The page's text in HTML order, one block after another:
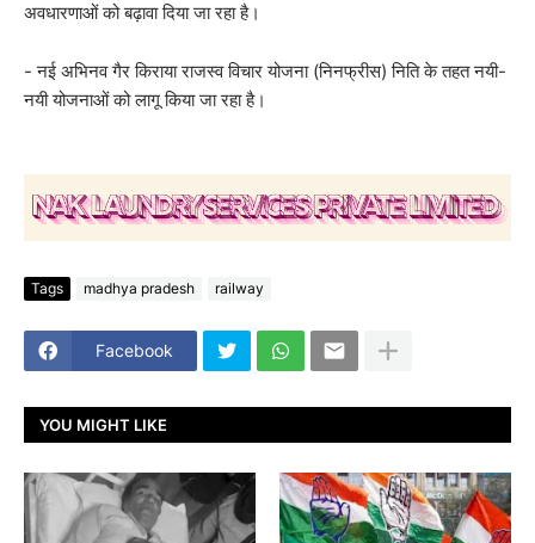
अवधारणाओं को बढ़ावा दिया जा रहा है।
- नई अभिनव गैर किराया राजस्व विचार योजना (निनफ्रीस) निति के तहत नयी-
नयी योजनाओं को लागू किया जा रहा है।
Tags madhya pradesh railway
Facebook
YOU MIGHT LIKE